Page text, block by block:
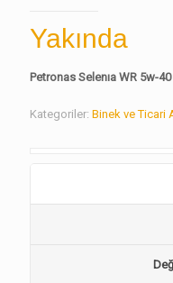
Yakında
Petronas Selenıa WR 5w-
Kategoriler: Binek ve Ticari